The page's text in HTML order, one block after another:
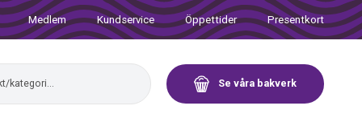
Medlem Kundservice Öppettider Presentkort
Se våra bakverk